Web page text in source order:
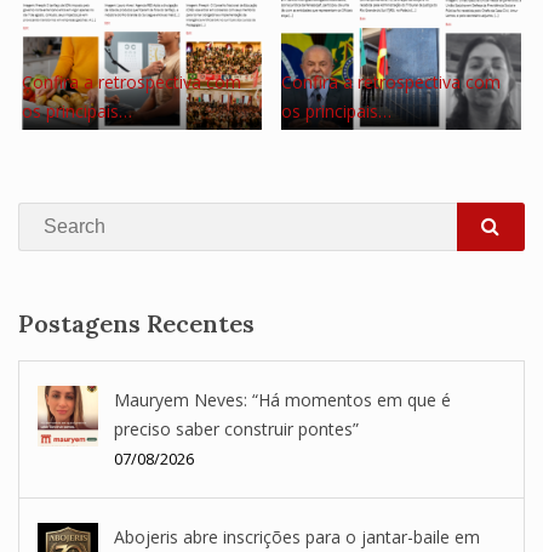
Confira a retrospectiva com
os principais…
Confira a retrospectiva com
os principais…
Search
Postagens Recentes
Mauryem Neves: “Há momentos em que é
preciso saber construir pontes”
07/08/2026
Abojeris abre inscrições para o jantar-baile em